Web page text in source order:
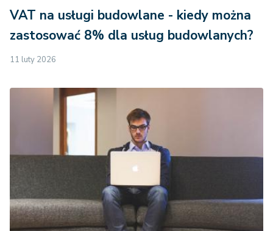
VAT na usługi budowlane - kiedy można
zastosować 8% dla usług budowlanych?
11 luty 2026